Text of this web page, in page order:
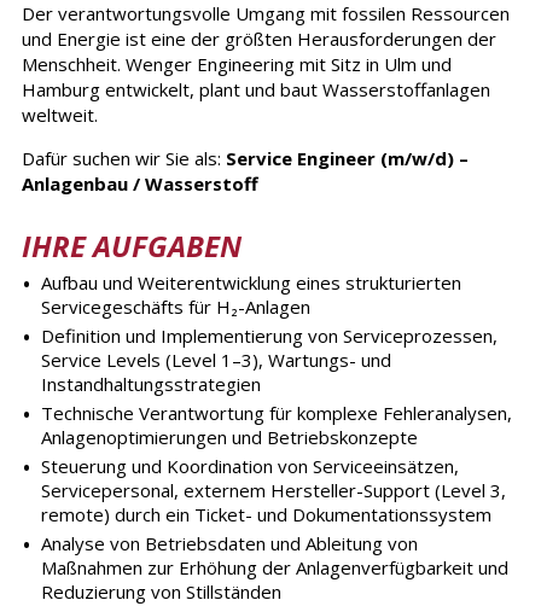
Der verantwortungsvolle Umgang mit fossilen Ressourcen
und Energie ist eine der größten Herausforderungen der
Menschheit. Wenger Engineering mit Sitz in Ulm und
Hamburg entwickelt, plant und baut Wasserstoffanlagen
weltweit.
Dafür suchen wir Sie als: Service Engineer (m/w/d) –
Anlagenbau / Wasserstoff
IHRE AUFGABEN
Aufbau und Weiterentwicklung eines strukturierten
Servicegeschäfts für H₂-Anlagen
Definition und Implementierung von Serviceprozessen,
Service Levels (Level 1–3), Wartungs- und
Instandhaltungsstrategien
Technische Verantwortung für komplexe Fehleranalysen,
Anlagenoptimierungen und Betriebskonzepte
Steuerung und Koordination von Serviceeinsätzen,
Servicepersonal, externem Hersteller-Support (Level 3,
remote) durch ein Ticket- und Dokumentationssystem
Analyse von Betriebsdaten und Ableitung von
Maßnahmen zur Erhöhung der Anlagenverfügbarkeit und
Reduzierung von Stillständen